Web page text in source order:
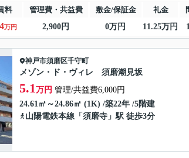
料 管理費・共益費 敷金/保証金 礼金
万円 2,900円 0万円 11.25万円
神戸市須磨区千守町
メゾン・ド・ヴィレ 須磨潮見坂
5.1万円 管理/共益費6,000円
24.61㎡～24.86㎡ (1K) /築22年 /5階建
山陽電鉄本線 「 須磨寺 」駅 徒歩3分